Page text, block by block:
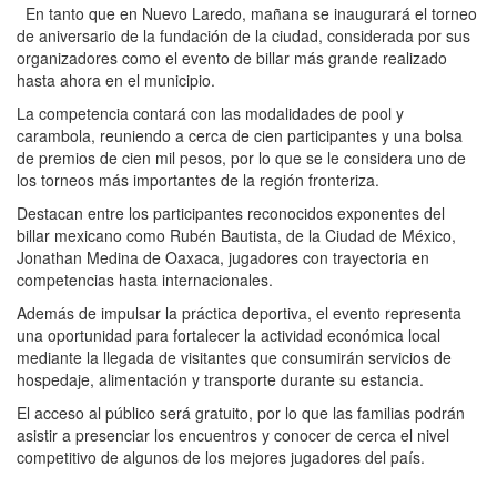
En tanto que en Nuevo Laredo, mañana se inaugurará el torneo
de aniversario de la fundación de la ciudad, considerada por sus
organizadores como el evento de billar más grande realizado
hasta ahora en el municipio.
La competencia contará con las modalidades de pool y
carambola, reuniendo a cerca de cien participantes y una bolsa
de premios de cien mil pesos, por lo que se le considera uno de
los torneos más importantes de la región fronteriza.
Destacan entre los participantes reconocidos exponentes del
billar mexicano como Rubén Bautista, de la Ciudad de México,
Jonathan Medina de Oaxaca, jugadores con trayectoria en
competencias hasta internacionales.
Además de impulsar la práctica deportiva, el evento representa
una oportunidad para fortalecer la actividad económica local
mediante la llegada de visitantes que consumirán servicios de
hospedaje, alimentación y transporte durante su estancia.
El acceso al público será gratuito, por lo que las familias podrán
asistir a presenciar los encuentros y conocer de cerca el nivel
competitivo de algunos de los mejores jugadores del país.